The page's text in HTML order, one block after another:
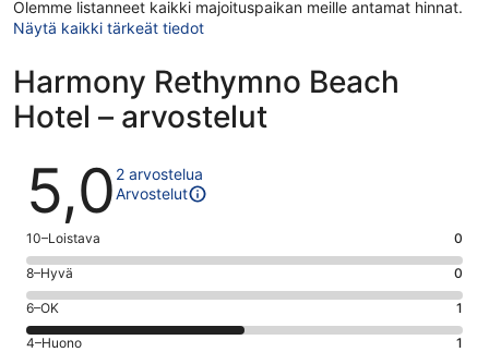
Olemme listanneet kaikki majoituspaikan meille antamat hinnat.
Näytä kaikki tärkeät tiedot
Harmony Rethymno Beach
Hotel – arvostelut
Arvostelut
5,0 2 arvostelua
Arvostelut
Arvosana
10
-
Loistava.
0
10–Loistava 0
Arvosana
8
-
Hyvä.
8–Hyvä 0
Arvosana
6
6–OK 1
Arvosana
4–Huono 1